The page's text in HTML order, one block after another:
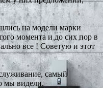
на модели марки
момента и до сих пор в
все ! Советую и этот
самый
мы видели.